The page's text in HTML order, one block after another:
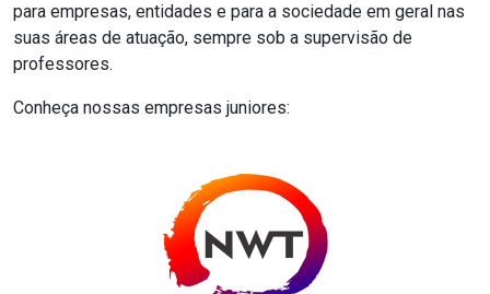
para empresas, entidades e para a sociedade em geral nas
suas áreas de atuação, sempre sob a supervisão de
professores.
Conheça nossas empresas juniores: